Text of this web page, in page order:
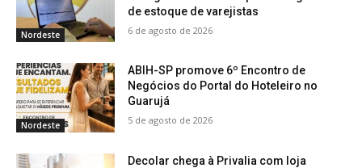
Nordeste
de estoque de varejistas
6 de agosto de 2026
Nordeste
ABIH-SP promove 6º Encontro de
Negócios do Portal do Hoteleiro no
Guarujá
5 de agosto de 2026
Decolar chega à Privalia com loja